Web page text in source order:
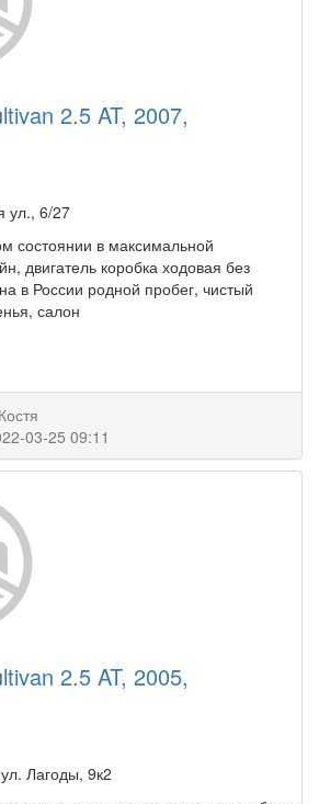
2.5 AT, 2007,
ул., 6/27
состоянии в максимальной
двигатель коробка ходовая без
в России родной пробег, чистый
салон
Костя
03-25 09:11
2.5 AT, 2005,
Лагоды, 9к2